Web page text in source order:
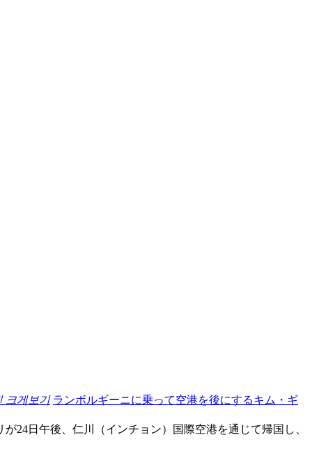
크게보기 ランボルギーニに乗って空港を後にするキム・ギ
24日午後、仁川（インチョン）国際空港を通じて帰国し、